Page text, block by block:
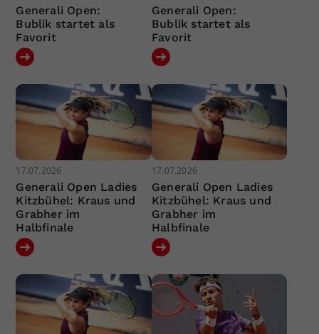
Generali Open:
Bublik startet als
Favorit
Generali Open:
Bublik startet als
Favorit
17.07.2026
Generali Open Ladies
Kitzbühel: Kraus und
Grabher im
Halbfinale
17.07.2026
Generali Open Ladies
Kitzbühel: Kraus und
Grabher im
Halbfinale